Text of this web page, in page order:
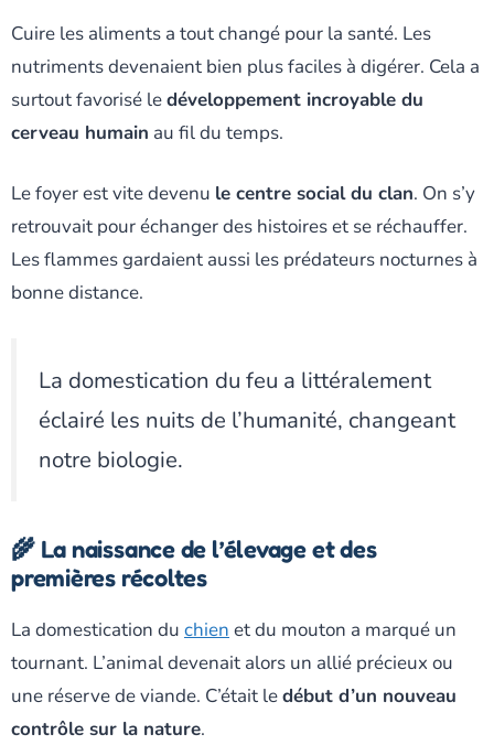
Cuire les aliments a tout changé pour la santé. Les
nutriments devenaient bien plus faciles à digérer. Cela a
surtout favorisé ledéveloppement incroyable du
cerveau humain au fil du temps.
Le foyer est vite devenu le centre social du clan. On s’y
retrouvait pour échanger des histoires et se réchauffer.
Les flammes gardaient aussi les prédateurs nocturnes à
bonne distance.
La domestication du feu a littéralement
éclairé les nuits de l’humanité, changeant
notre biologie.
🌾 La naissance de l’élevage et des
premières récoltes
La domestication du chien et du mouton a marqué un
tournant. L’animal devenait alors un allié précieux ou
une réserve de viande. C’était ledébut d’un nouveau
contrôle sur la nature.